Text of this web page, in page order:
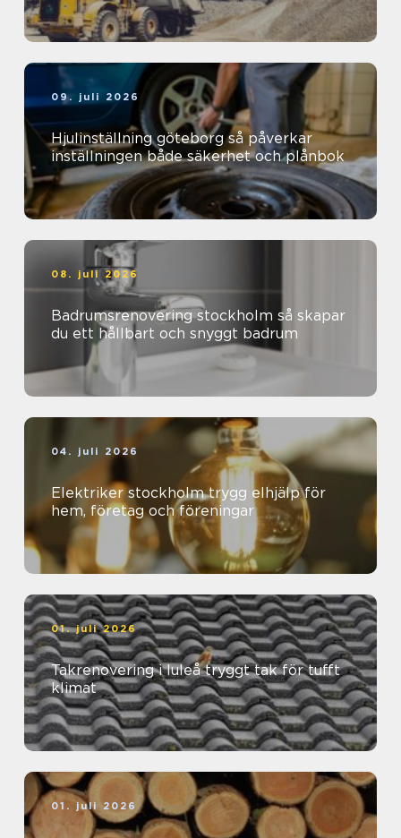
09. juli 2026
Hjulinställning göteborg så påverkar
inställningen både säkerhet och plånbok
08. juli 2026
Badrumsrenovering stockholm så skapar
du ett hållbart och snyggt badrum
04. juli 2026
Elektriker stockholm trygg elhjälp för
hem, företag och föreningar
01. juli 2026
Takrenovering i luleå tryggt tak för tufft
klimat
01. juli 2026